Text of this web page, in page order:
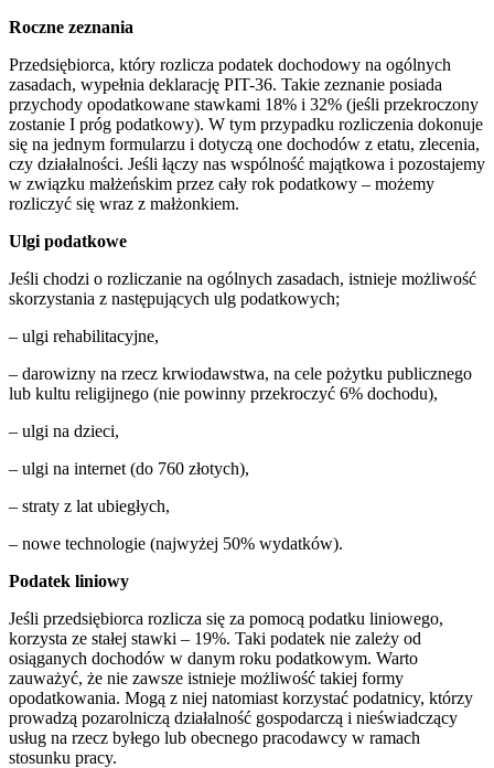
Roczne zeznania
Przedsiębiorca, który rozlicza podatek dochodowy na ogólnych
zasadach, wypełnia deklarację PIT-36. Takie zeznanie posiada
przychody opodatkowane stawkami 18% i 32% (jeśli przekroczony
zostanie I próg podatkowy). W tym przypadku rozliczenia dokonuje
się na jednym formularzu i dotyczą one dochodów z etatu, zlecenia,
czy działalności. Jeśli łączy nas wspólność majątkowa i pozostajemy
w związku małżeńskim przez cały rok podatkowy – możemy
rozliczyć się wraz z małżonkiem.
Ulgi podatkowe
Jeśli chodzi o rozliczanie na ogólnych zasadach, istnieje możliwość
skorzystania z następujących ulg podatkowych;
– ulgi rehabilitacyjne,
– darowizny na rzecz krwiodawstwa, na cele pożytku publicznego
lub kultu religijnego (nie powinny przekroczyć 6% dochodu),
– ulgi na dzieci,
– ulgi na internet (do 760 złotych),
– straty z lat ubiegłych,
– nowe technologie (najwyżej 50% wydatków).
Podatek liniowy
Jeśli przedsiębiorca rozlicza się za pomocą podatku liniowego,
korzysta ze stałej stawki – 19%. Taki podatek nie zależy od
osiąganych dochodów w danym roku podatkowym. Warto
zauważyć, że nie zawsze istnieje możliwość takiej formy
opodatkowania. Mogą z niej natomiast korzystać podatnicy, którzy
prowadzą pozarolniczą działalność gospodarczą i nieświadczący
usług na rzecz byłego lub obecnego pracodawcy w ramach
stosunku pracy.